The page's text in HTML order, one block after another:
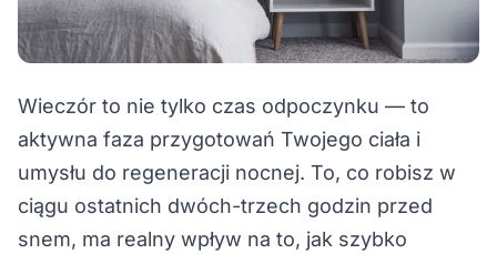
Wieczór to nie tylko czas odpoczynku — to
aktywna faza przygotowań Twojego ciała i
umysłu do regeneracji nocnej. To, co robisz w
ciągu ostatnich dwóch-trzech godzin przed
snem, ma realny wpływ na to, jak szybko